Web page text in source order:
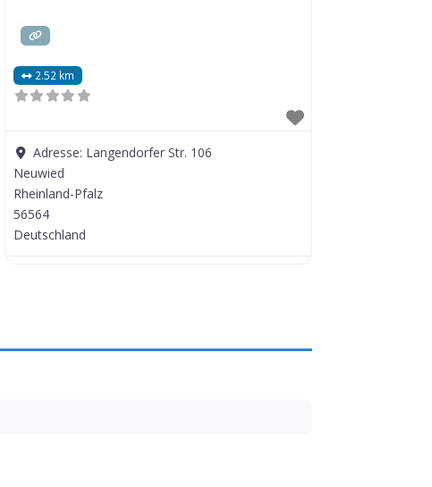
2.52 km
Adresse: Langendorfer Str. 106
Neuwied
Rheinland-Pfalz
56564
Deutschland